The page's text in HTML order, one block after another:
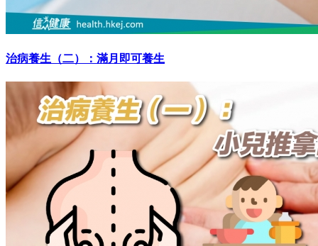
治病養生（二）：滿月即可養生